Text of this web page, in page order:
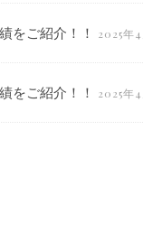
をご紹介！！ 2025年
をご紹介！！ 2025年